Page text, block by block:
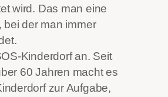
wird. Das man eine
bei der man immer
Kinderdorf an. Seit
60 Jahren macht es
zur Aufgabe,